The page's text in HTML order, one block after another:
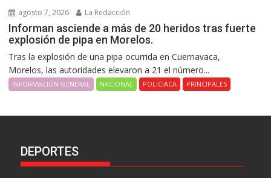
agosto 7, 2026 La Redacción
Informan asciende a más de 20 heridos tras fuerte
explosión de pipa en Morelos.
Tras la explosión de una pipa ocurrida en Cuernavaca,
Morelos, las autoridades elevaron a 21 el número...
INFORMACIÓN GENERAL NACIONAL POLICIACA PRINCIPALES
DEPORTES